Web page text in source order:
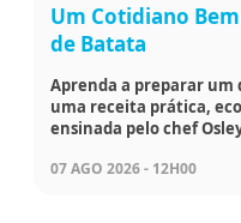
Um Cotidiano
de Batata
Aprenda a preparar um
uma receita prática,
ensinada pelo chef
07 AGO 2026 - 12H00